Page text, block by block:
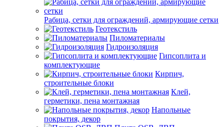
Рабица, сетки для ограждений, армирующие сетки
Геотекстиль
Пиломатериалы
Гидроизоляция
Гипсоплита и
комплектующие
Кирпич,
строительные блоки
Клей,
герметики, пена монтажная
Напольные
покрытия, декор